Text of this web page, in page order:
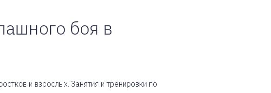
боя в
и взрослых. Занятия и тренировки по